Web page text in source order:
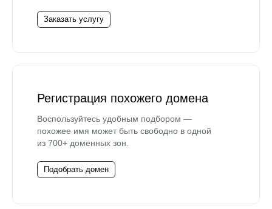
Заказать услугу
Регистрация похожего домена
Воспользуйтесь удобным подбором —
похожее имя может быть свободно в одной
из 700+ доменных зон.
Подобрать домен